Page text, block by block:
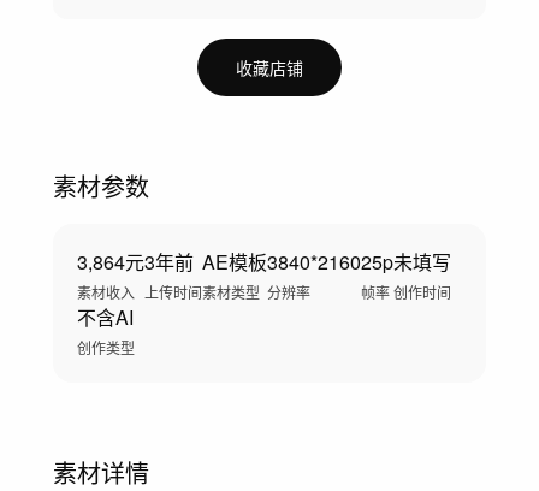
收藏店铺
素材参数
3,864元
素材收入
3年前
上传时间
AE模板
素材类型
3840*2160
分辨率
25p
帧率
未填写
创作时间
不含AI
创作类型
素材详情